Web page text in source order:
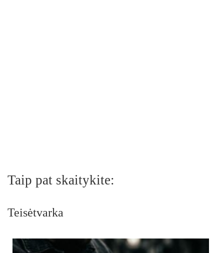
Taip pat skaitykite:
Teisėtvarka